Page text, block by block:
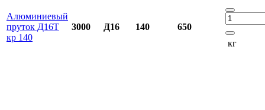
Алюминиевый
пруток Д16Т
кр 140
3000 Д16 140
650
кг